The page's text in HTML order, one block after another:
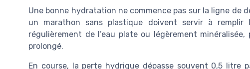
Une bonne hydratation ne commence pas sur la ligne de
un marathon sans plastique doivent servir à remplir
régulièrement de l’eau plate ou légèrement
prolongé.
En course, la perte hydrique dépasse souvent 0,5 litre